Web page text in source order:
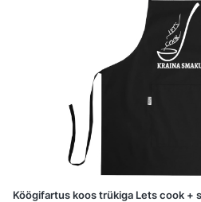
Köögifartus koos trükiga Lets cook +